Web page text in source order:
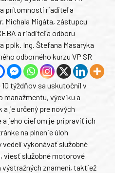
prítomnosti riaditeľa
Michala Migáta, zástupcu
a riaditeľa odboru
pplk. Ing. Štefana Masaryka
odborného kurzu VP SR
týždňov sa uskutočnil v
manažmentu, výcviku a
a je určený pre nových
jeho cieľom je pripraviť ich
na plnenie úloh
vykonávať služobné
viesť služobné motorové
znamení, taktiež